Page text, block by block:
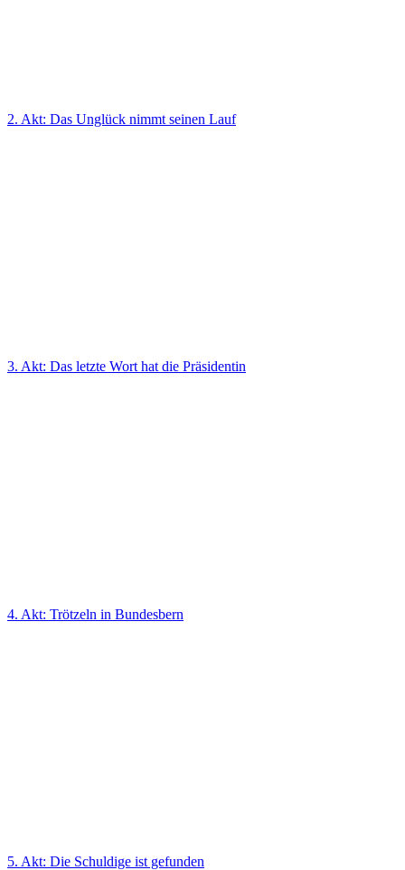
2. Akt: Das Unglück nimmt seinen Lauf
3. Akt: Das letzte Wort hat die Präsidentin
4. Akt: Trötzeln in Bundesbern
5. Akt: Die Schuldige ist gefunden